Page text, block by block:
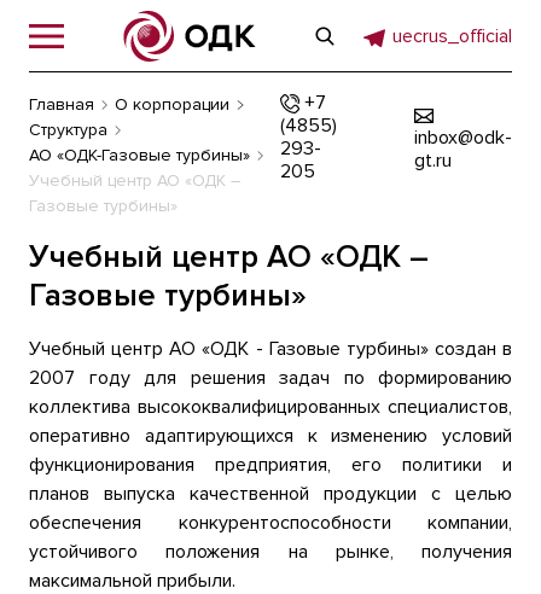
uecrus_official
Главная
О корпорации
Структура
АО «ОДК-Газовые турбины»
Учебный центр АО «ОДК –
Газовые турбины»
+7
(4855)
293-
205
inbox@odk-
gt.ru
Учебный центр АО «ОДК –
Газовые турбины»
Учебный центр АО «ОДК - Газовые турбины» создан в
2007 году для решения задач по формированию
коллектива высококвалифицированных специалистов,
оперативно адаптирующихся к изменению условий
функционирования предприятия, его политики и
планов выпуска качественной продукции с целью
обеспечения конкурентоспособности компании,
устойчивого положения на рынке, получения
максимальной прибыли.